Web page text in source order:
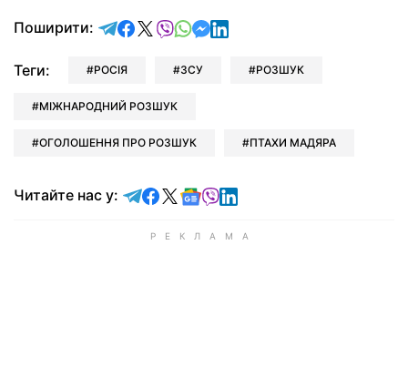
Поширити: відправити у Telegram
поділитись у Facebook
поділитись у X
відправити у Viber
відправити у Whatsapp
відправити у Messenger
відправити у LinkedIn
Теги: РОСІЯ ЗСУ РОЗШУК
МІЖНАРОДНИЙ РОЗШУК
ОГОЛОШЕННЯ ПРО РОЗШУК ПТАХИ МАДЯРА
Читайте нас у: Читайте у Telegram
Читайте у Facebook
Читайте у X
Читайте у Google news
Читайте у Viber
Читайте у LinkedIn